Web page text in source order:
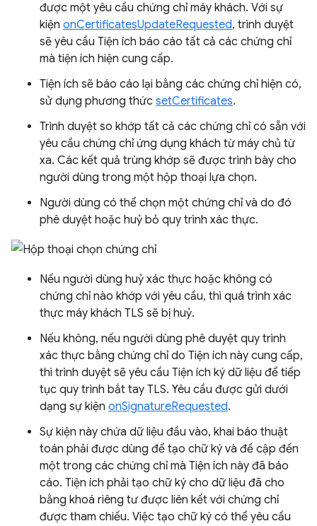
được một yêu cầu chứng chỉ máy khách. Với sự
kiện onCertificatesUpdateRequested, trình duyệt
sẽ yêu cầu Tiện ích báo cáo tất cả các chứng chỉ
mà tiện ích hiện cung cấp.
Tiện ích sẽ báo cáo lại bằng các chứng chỉ hiện có,
sử dụng phương thức setCertificates.
Trình duyệt so khớp tất cả các chứng chỉ có sẵn với
yêu cầu chứng chỉ ứng dụng khách từ máy chủ từ
xa. Các kết quả trùng khớp sẽ được trình bày cho
người dùng trong một hộp thoại lựa chọn.
Người dùng có thể chọn một chứng chỉ và do đó
phê duyệt hoặc huỷ bỏ quy trình xác thực.
Nếu người dùng huỷ xác thực hoặc không có
chứng chỉ nào khớp với yêu cầu, thì quá trình xác
thực máy khách TLS sẽ bị huỷ.
Nếu không, nếu người dùng phê duyệt quy trình
xác thực bằng chứng chỉ do Tiện ích này cung cấp,
thì trình duyệt sẽ yêu cầu Tiện ích ký dữ liệu để tiếp
tục quy trình bắt tay TLS. Yêu cầu được gửi dưới
dạng sự kiện onSignatureRequested.
Sự kiện này chứa dữ liệu đầu vào, khai báo thuật
toán phải được dùng để tạo chữ ký và đề cập đến
một trong các chứng chỉ mà Tiện ích này đã báo
cáo. Tiện ích phải tạo chữ ký cho dữ liệu đã cho
bằng khoá riêng tư được liên kết với chứng chỉ
được tham chiếu. Việc tạo chữ ký có thể yêu cầu